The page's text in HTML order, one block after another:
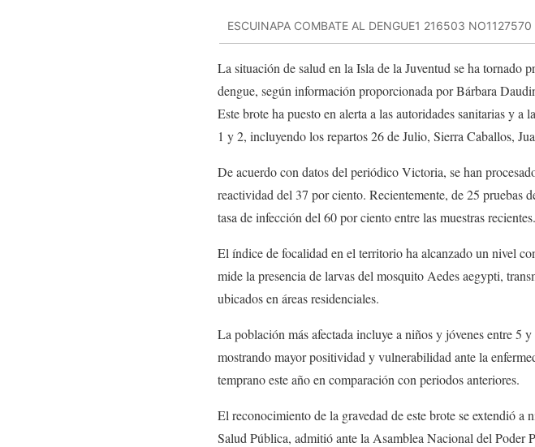
ESCUINAPA COMBATE AL DENGUE1 216503
La situación de salud en la Isla de la Juventud se ha tornado
dengue, según información proporcionada por Bárbara
Este brote ha puesto en alerta a las autoridades sanitarias y
1 y 2, incluyendo los repartos 26 de Julio, Sierra Caballos,
De acuerdo con datos del periódico Victoria, se han
reactividad del 37 por ciento. Recientemente, de 25 pruebas
tasa de infección del 60 por ciento entre las muestras recientes.
El índice de focalidad en el territorio ha alcanzado un nivel
mide la presencia de larvas del mosquito Aedes aegypti,
ubicados en áreas residenciales.
La población más afectada incluye a niños y jóvenes entre 5
mostrando mayor positividad y vulnerabilidad ante la
temprano este año en comparación con periodos anteriores.
El reconocimiento de la gravedad de este brote se extendió
Salud Pública, admitió ante la Asamblea Nacional del Poder